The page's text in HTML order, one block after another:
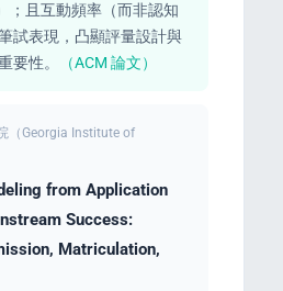
；且互動頻率（而非認知
試表現，凸顯評量設計與
要性。
（ACM 論文）
（Georgia Institute of
from Application
Success:
Matriculation,